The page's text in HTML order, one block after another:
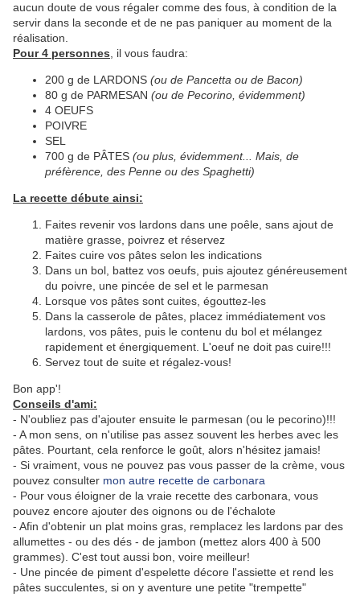
aucun doute de vous régaler comme des fous, à condition de la
servir dans la seconde et de ne pas paniquer au moment de la
réalisation.
Pour 4 personnes , il vous faudra:
200 g de LARDONS (ou de Pancetta ou de Bacon)
80 g de PARMESAN (ou de Pecorino, évidemment)
4 OEUFS
POIVRE
SEL
700 g de PÂTES (ou plus, évidemment... Mais, de
préfèrence, des Penne ou des Spaghetti)
La recette débute ainsi:
Faites revenir vos lardons dans une poêle, sans ajout de
matière grasse, poivrez et réservez
Faites cuire vos pâtes selon les indications
Dans un bol, battez vos oeufs, puis ajoutez généreusement
du poivre, une pincée de sel et le parmesan
Lorsque vos pâtes sont cuites, égouttez-les
Dans la casserole de pâtes, placez immédiatement vos
lardons, vos pâtes, puis le contenu du bol et mélangez
rapidement et énergiquement. L'oeuf ne doit pas cuire!!!
Servez tout de suite et régalez-vous!
Bon app'!
Conseils d'ami:
- N'oubliez pas d'ajouter ensuite le parmesan (ou le pecorino)!!!
- A mon sens, on n'utilise pas assez souvent les herbes avec les
pâtes. Pourtant, cela renforce le goût, alors n'hésitez jamais!
- Si vraiment, vous ne pouvez pas vous passer de la crème, vous
pouvez consulter mon autre recette de carbonara
- Pour vous éloigner de la vraie recette des carbonara, vous
pouvez encore ajouter des oignons ou de l'échalote
- Afin d'obtenir un plat moins gras, remplacez les lardons par des
allumettes - ou des dés - de jambon (mettez alors 400 à 500
grammes). C'est tout aussi bon, voire meilleur!
- Une pincée de piment d'espelette décore l'assiette et rend les
pâtes succulentes, si on y aventure une petite "trempette"